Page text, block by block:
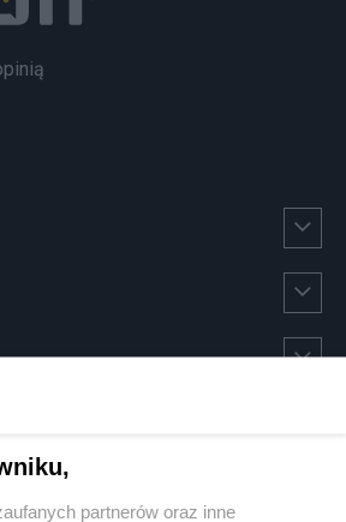
partnerów oraz inne